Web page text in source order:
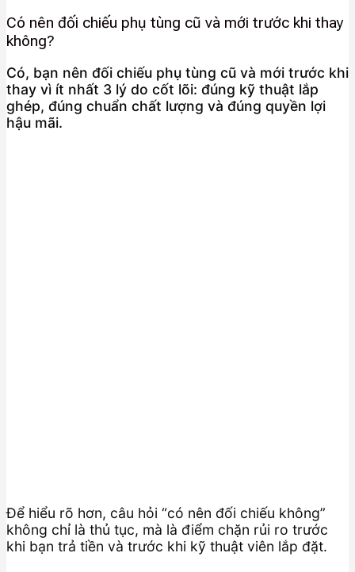
Có nên đối chiếu phụ tùng cũ và mới trước khi thay
không?
Có, bạn nên đối chiếu phụ tùng cũ và mới trước khi
thay vì ít nhất 3 lý do cốt lõi: đúng kỹ thuật lắp
ghép, đúng chuẩn chất lượng và đúng quyền lợi
hậu mãi.
Để hiểu rõ hơn, câu hỏi “có nên đối chiếu không”
không chỉ là thủ tục, mà là điểm chặn rủi ro trước
khi bạn trả tiền và trước khi kỹ thuật viên lắp đặt.